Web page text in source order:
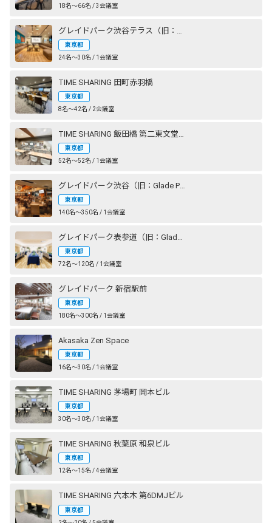
18名〜66名 / 3会議室
東京都
24名〜30名 / 1会議室
TIME SHARING 田町赤羽橋
東京都
8名〜42名 / 2会議室
東京都
52名〜52名 / 1会議室
東京都
140名〜350名 / 1会議室
東京都
72名〜120名 / 1会議室
グレイドパーク 新宿駅前
東京都
180名〜300名 / 1会議室
Akasaka Zen Space
東京都
16名〜30名 / 1会議室
TIME SHARING 茅場町 岡本ビル
東京都
30名〜30名 / 1会議室
TIME SHARING 秋葉原 和泉ビル
東京都
12名〜15名 / 4会議室
TIME SHARING 六本木 第6DMJビル
東京都